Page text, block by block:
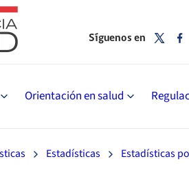
Orientación en salud
Síguenos en
Estadísticas Estadísticas